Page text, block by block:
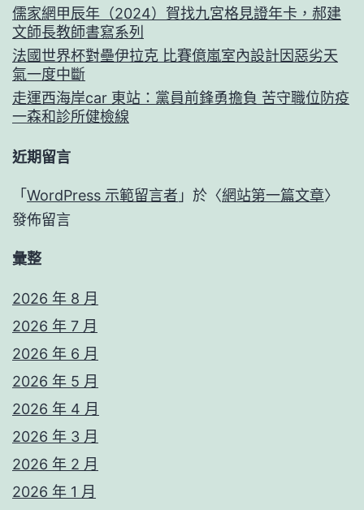
儒家網甲辰年（2024）賀找九宮格見證年卡，郝建
文師長教師書寫系列
法國世界杯對壘伊拉克 比賽億嵐室內設計因惡劣天
氣一度中斷
走運西海岸car 東站：黨員前鋒勇擔負 苦守職位防疫
一森和診所健檢線
近期留言
「 WordPress 示範留言者 」於〈網站第一篇文章〉
發佈留言
彙整
2026 年 8 月
2026 年 7 月
2026 年 6 月
2026 年 5 月
2026 年 4 月
2026 年 3 月
2026 年 2 月
2026 年 1 月